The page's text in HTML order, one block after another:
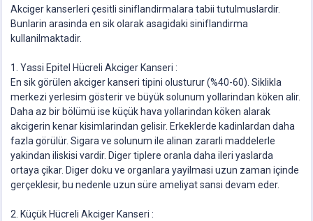
Akciger kanserleri çesitli siniflandirmalara tabii tutulmuslardir.
Bunlarin arasinda en sik olarak asagidaki siniflandirma
kullanilmaktadir.
1. Yassi Epitel Hücreli Akciger Kanseri :
En sik görülen akciger kanseri tipini olusturur (%40-60). Siklikla
merkezi yerlesim gösterir ve büyük solunum yollarindan köken alir.
Daha az bir bölümü ise küçük hava yollarindan köken alarak
akcigerin kenar kisimlarindan gelisir. Erkeklerde kadinlardan daha
fazla görülür. Sigara ve solunum ile alinan zararli maddelerle
yakindan iliskisi vardir. Diger tiplere oranla daha ileri yaslarda
ortaya çikar. Diger doku ve organlara yayilmasi uzun zaman içinde
gerçeklesir, bu nedenle uzun süre ameliyat sansi devam eder.
2. Küçük Hücreli Akciger Kanseri :